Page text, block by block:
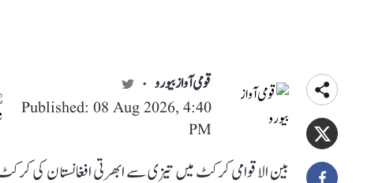
قومی آواز بیورو
Published: 08 Aug 2026, 4:40
PM
بین الاقوامی کرکٹ میں تیزی سے ابھرتی افغانستان کی